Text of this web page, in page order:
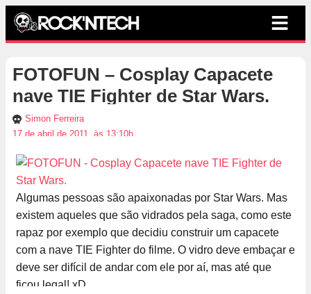
FOTOFUN – Cosplay Capacete
nave TIE Fighter de Star Wars.
Simon Ferreira
17 de abril de 2011, às 13:10h
Algumas pessoas são apaixonadas por Star Wars. Mas
existem aqueles que são vidrados pela saga, como este
rapaz por exemplo que decidiu construir um capacete
com a nave TIE Fighter do filme. O vidro deve embaçar e
deve ser difícil de andar com ele por aí, mas até que
ficou legal! xD